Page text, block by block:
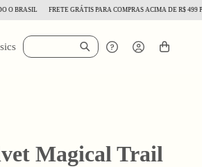
FRETE GRÁTIS PARA COMPRAS ACIMA DE R$ 499
Magical Trail